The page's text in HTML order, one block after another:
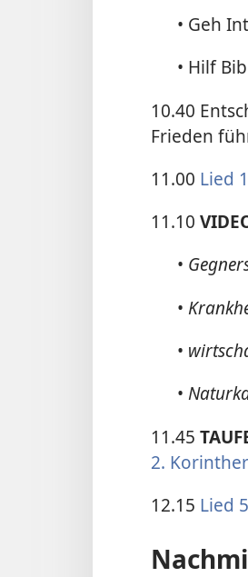
• Geh
• Hilf
10.40
Frieden
11.00 Lied
11.10
•
•
•
•
11.45
2.
12.15 Lied